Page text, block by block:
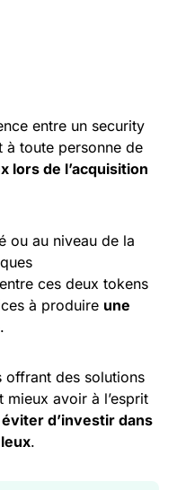
entre un security
toute personne de
lors de l’acquisition
ou au niveau de la
ces deux tokens
à produire une
offrant des solutions
avoir à l’esprit
éviter d’investir dans
.